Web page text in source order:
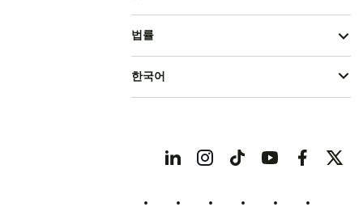
법률
한국어